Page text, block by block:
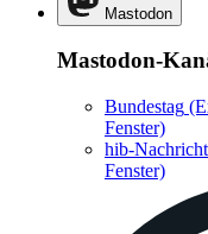
Mastodon
Mastodon-
Bundestag
Fenster)
hib-
Fenster)